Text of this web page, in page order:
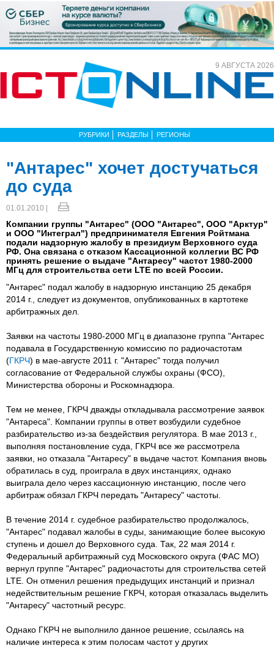
9 АВГУСТА 2026
РУБРИКИ РАЗДЕЛЫ РЕГИОНЫ
"Антарес" хочет достучаться
до суда
01.01.2010 |
Компании группы "Антарес" (ООО "Антарес", ООО "Арктур"
и ООО "Интеграл") предпринимателя Евгения Ройтмана
подали надзорную жалобу в президиум Верховного суда
РФ. Она связана с отказом Кассационной коллегии ВС РФ
принять решение о выдаче "Антаресу" частот 1980-2000
МГц для строительства сети LTE по всей России.
"Антарес" подал жалобу в надзорную инстанцию 25 декабря
2014 г., следует из документов, опубликованных в картотеке
арбитражных дел.
Заявки на частоты 1980-2000 МГц в диапазоне группа "Антарес
подавала в Государственную комиссию по радиочастотам
(ГКРЧ) в мае-августе 2011 г. "Антарес" тогда получил
согласование от Федеральной службы охраны (ФСО),
Министерства обороны и Роскомнадзора.
Тем не менее, ГКРЧ дважды откладывала рассмотрение заявок
"Антареса". Компании группы в ответ возбудили судебное
разбирательство из-за бездействия регулятора. В мае 2013 г.,
выполняя постановление суда, ГКРЧ все же рассмотрела
заявки, но отказала "Антаресу" в выдаче частот. Компания вновь
обратилась в суд, проиграла в двух инстанциях, однако
выиграла дело через кассационную инстанцию, после чего
арбитраж обязал ГКРЧ передать "Антаресу" частоты.
В течение 2014 г. судебное разбирательство продолжалось,
"Антарес" подавал жалобы в суды, занимающие более высокую
ступень и дошел до Верховного суда. Так, 22 мая 2014 г.
Федеральный арбитражный суд Московского округа (ФАС МО)
вернул группе "Антарес" радиочастоты для строительства сетей
LTE. Он отменил решения предыдущих инстанций и признал
недействительным решение ГКРЧ, которая отказалась выделить
"Антаресу" частотный ресурс.
Однако ГКРЧ не выполнило данное решение, ссылаясь на
наличие интереса к этим полосам частот у других